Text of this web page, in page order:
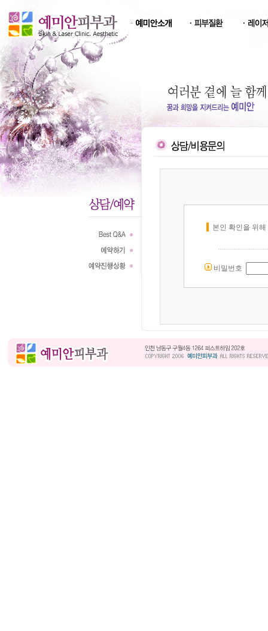
본인 확인을 위
비밀번호